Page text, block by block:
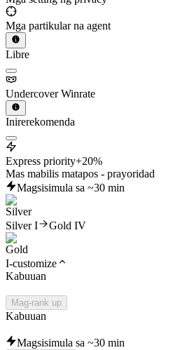
Mga partikular na agent
Libre
Undercover Winrate
Inirerekomenda
Express priority+20%
Mas mabilis matapos - prayoridad
Magsisimula sa ~30 min
Silver I Gold IV
I-customize
Kabuuan
Mag-rank up
Kabuuan
Magsisimula sa ~30 min